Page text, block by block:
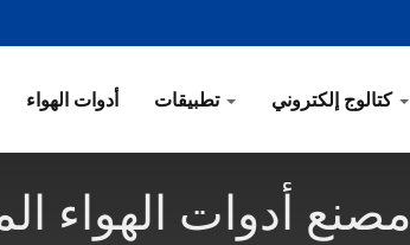
أدوات الهواء تطبيقات
أدوات الهواء